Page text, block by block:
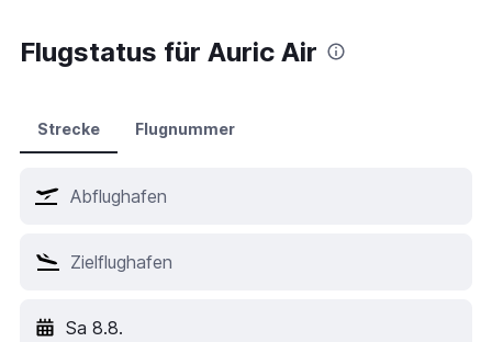
Flugstatus für Auric Air
Strecke Flugnummer
Sa 8.8.